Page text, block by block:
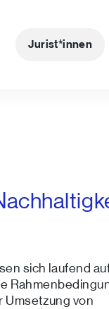
Jurist*innen
sich laufend
Umsetzung von